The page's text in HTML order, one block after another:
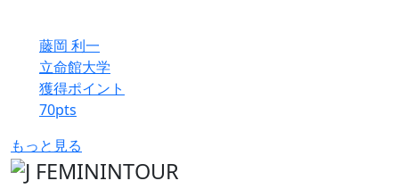
藤岡 利一
立命館大学
獲得ポイント
70pts
もっと見る